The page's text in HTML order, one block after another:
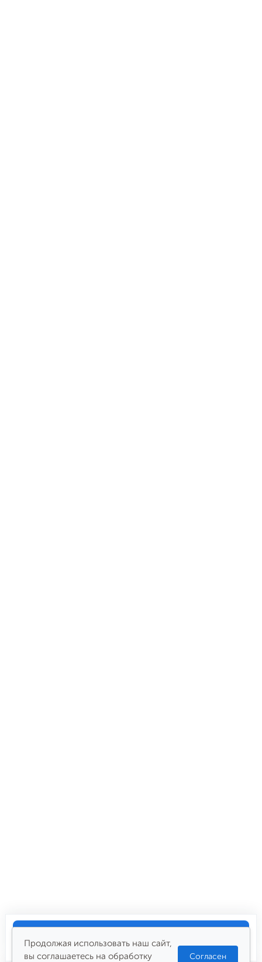
4 061₽
Продолжая использовать наш сайт,
вы соглашаетесь на обработку
Согласен